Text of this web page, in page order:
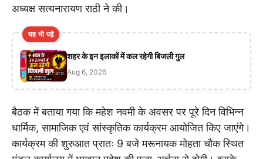
अध्यक्ष सत्यनारायण राठी ने की।
यह भी पढ़ें
शहर के इन इलाकों में कल रहेगी बिजली गुल
Aug 6, 2026
बैठक में बताया गया कि महेश नवमी के अवसर पर पूरे दिन विभिन्न
धार्मिक, सामाजिक एवं सांस्कृतिक कार्यक्रम आयोजित किए जाएंगे।
कार्यक्रम की शुरुआत प्रातः 9 बजे मरूनायक मोहता चौक स्थित